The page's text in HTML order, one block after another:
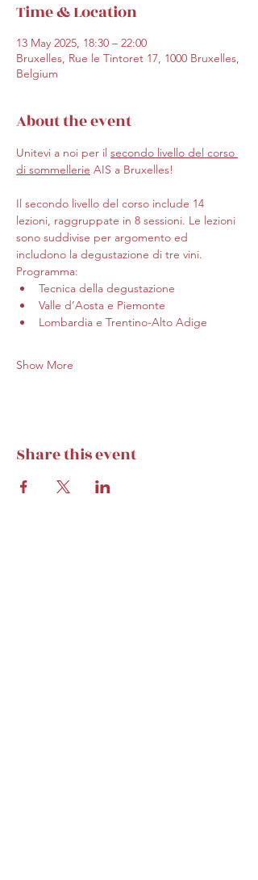
Time & Location
13 May 2025, 18:30 – 22:00
Bruxelles, Rue le Tintoret 17, 1000 Bruxelles,
Belgium
About the event
Unitevi a noi per il secondo livello del corso
di sommellerie AIS a Bruxelles!
Il secondo livello del corso include 14
lezioni, raggruppate in 8 sessioni. Le lezioni
sono suddivise per argomento ed
includono la degustazione di tre vini.
Programma:
Tecnica della degustazione
Valle d’Aosta e Piemonte
Lombardia e Trentino-Alto Adige
Show More
Share this event